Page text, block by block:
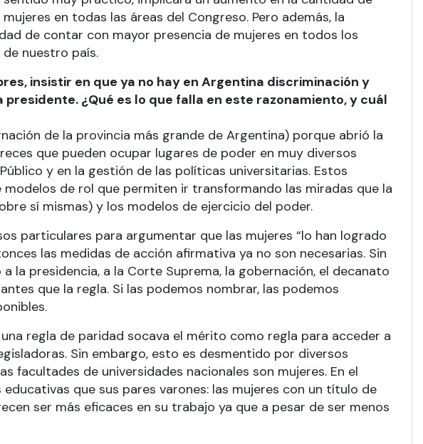
en todas las áreas del Congreso. Pero además, la
de contar con mayor presencia de mujeres en todos los
nuestro país.
insistir en que ya no hay en Argentina discriminación y
¿Qué es lo que falla en este razonamiento, y cuál
de la provincia más grande de Argentina) porque abrió la
que pueden ocupar lugares de poder en muy diversos
y en la gestión de las políticas universitarias. Estos
de rol que permiten ir transformando las miradas que la
sí mismas) y los modelos de ejercicio del poder.
particulares para argumentar que las mujeres “lo han logrado
las medidas de acción afirmativa ya no son necesarias. Sin
la presidencia, a la Corte Suprema, la gobernación, el decanato
que la regla. Si las podemos nombrar, las podemos
regla de paridad socava el mérito como regla para acceder a
Sin embargo, esto es desmentido por diversos
facultades de universidades nacionales son mujeres. En el
que sus pares varones: las mujeres con un título de
ser más eficaces en su trabajo ya que a pesar de ser menos